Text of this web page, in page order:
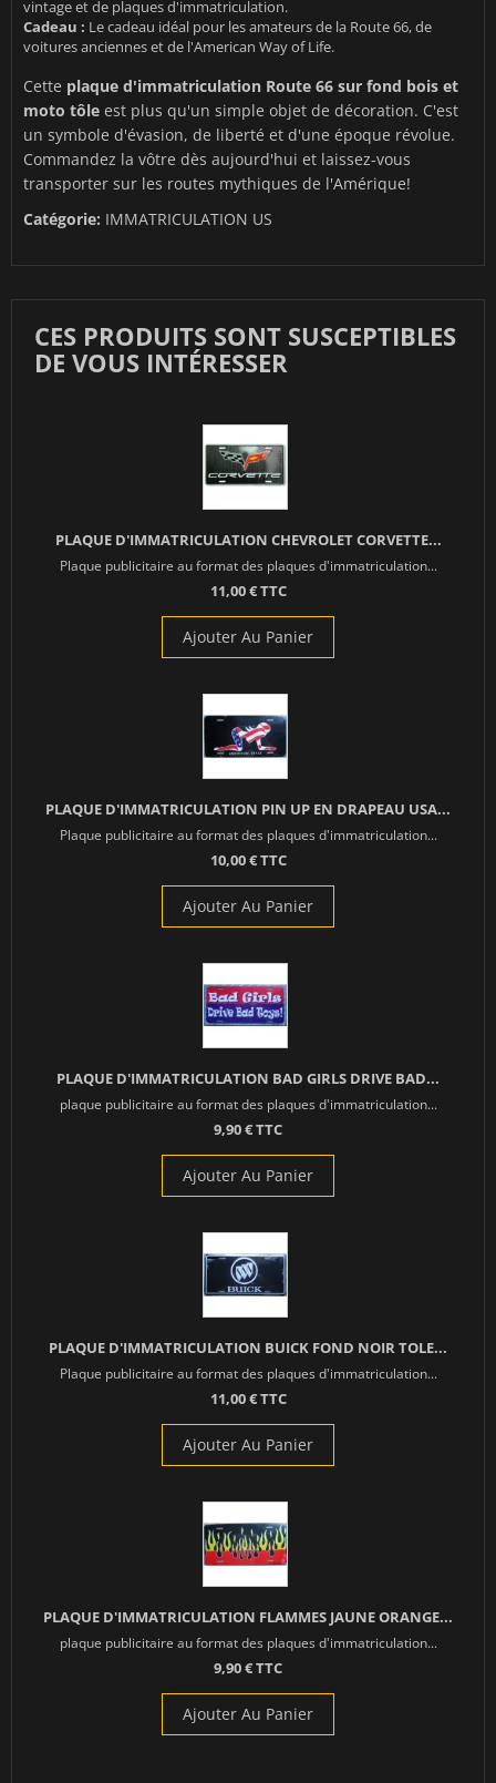
vintage et de plaques d'immatriculation.
Cadeau : Le cadeau idéal pour les amateurs de la Route 66, de
voitures anciennes et de l'American Way of Life.
Cette plaque d'immatriculation Route 66 sur fond bois et
moto tôle est plus qu'un simple objet de décoration. C'est
un symbole d'évasion, de liberté et d'une époque révolue.
Commandez la vôtre dès aujourd'hui et laissez-vous
transporter sur les routes mythiques de l'Amérique!
Catégorie: IMMATRICULATION US
CES PRODUITS SONT SUSCEPTIBLES
DE VOUS INTÉRESSER
PLAQUE D'IMMATRICULATION CHEVROLET CORVETTE...
Plaque publicitaire au format des plaques d'immatriculation...
11,00 € TTC
Ajouter Au Panier
PLAQUE D'IMMATRICULATION PIN UP EN DRAPEAU USA...
Plaque publicitaire au format des plaques d'immatriculation...
10,00 € TTC
Ajouter Au Panier
PLAQUE D'IMMATRICULATION BAD GIRLS DRIVE BAD...
plaque publicitaire au format des plaques d'immatriculation...
9,90 € TTC
Ajouter Au Panier
PLAQUE D'IMMATRICULATION BUICK FOND NOIR TOLE...
Plaque publicitaire au format des plaques d'immatriculation...
11,00 € TTC
Ajouter Au Panier
PLAQUE D'IMMATRICULATION FLAMMES JAUNE ORANGE...
plaque publicitaire au format des plaques d'immatriculation...
9,90 € TTC
Ajouter Au Panier